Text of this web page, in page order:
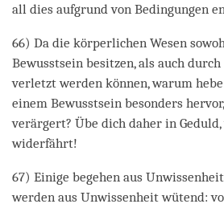
all dies aufgrund von Bedingungen
66) Da die körperlichen Wesen
Bewusstsein besitzen, als auch
verletzt werden können, warum
einem Bewusstsein besonders
verärgert? Übe dich daher in
widerfährt!
67) Einige begehen aus
werden aus Unwissenheit wütend: